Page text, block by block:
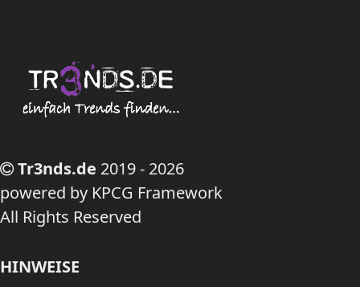
Tr3nds.de 2019 - 2026
powered by KPCG Framework
All Rights Reserved
HINWEISE